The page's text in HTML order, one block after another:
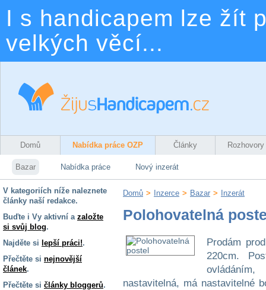
I s handicapem lze žít
velkých věcí...
Domů Nabídka práce OZP Články Rozhovory
Bazar Nabídka práce Nový inzerát
V kategoriích níže naleznete
články naší redakce.
Buďte i Vy aktivní a založte
si svůj blog.
Najděte si lepší práci!.
Přečtěte si nejnovější
článek.
Přečtěte si články bloggerů.
Domů > Inzerce > Bazar > Inzerát
Polohovatelná
Prodám
220cm.
ovládáním,
nastavitelná, má nastavitelné